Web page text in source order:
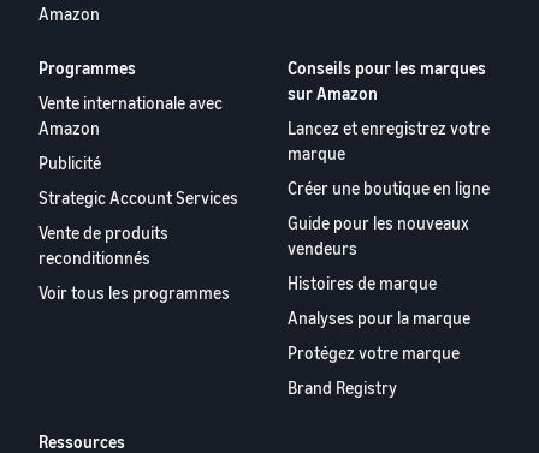
Amazon
Programmes
Vente internationale avec
Amazon
Publicité
Strategic Account Services
Vente de produits
reconditionnés
Voir tous les programmes
Conseils pour les marques
sur Amazon
Lancez et enregistrez votre
marque
Créer une boutique en ligne
Guide pour les nouveaux
vendeurs
Histoires de marque
Analyses pour la marque
Protégez votre marque
Brand Registry
Ressources